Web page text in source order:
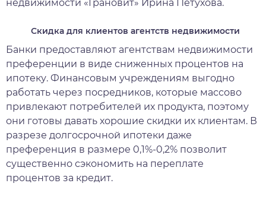
недвижимости «Грановит» Ирина Петухова.
Скидка для клиентов агентств недвижимости
Банки предоставляют агентствам недвижимости
преференции в виде сниженных процентов на
ипотеку. Финансовым учреждениям выгодно
работать через посредников, которые массово
привлекают потребителей их продукта, поэтому
они готовы давать хорошие скидки их клиентам. В
разрезе долгосрочной ипотеки даже
преференция в размере 0,1%-0,2% позволит
существенно сэкономить на переплате
процентов за кредит.